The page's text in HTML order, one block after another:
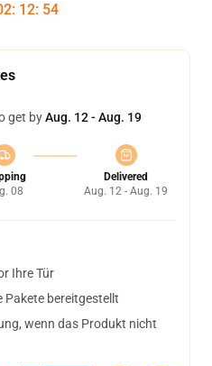
: 12: 54
get byAug. 12 - Aug. 19
08
Delivered
Aug. 12 - Aug. 19
Ihre Tür
Pakete bereitgestellt
wenn das Produkt nicht